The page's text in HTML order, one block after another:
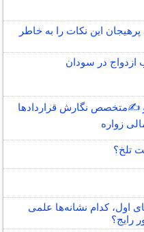
این نکات را به خاطر
در سودان
و ✍️متخصص نگارش قراردادها
زواره
تلخ؟
اول، کدام نشانه‌ها علمی
رایج؟